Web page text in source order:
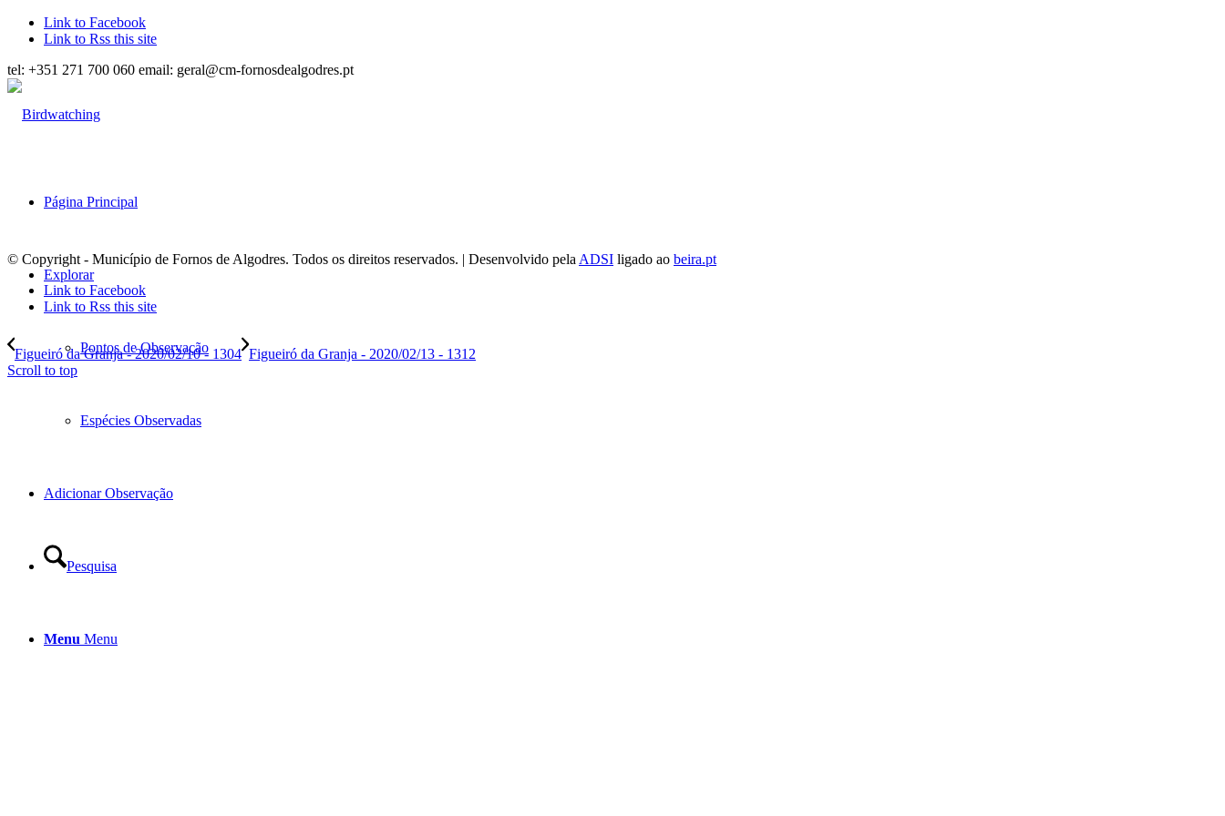
Link to Facebook
Link to Rss this site
tel: +351 271 700 060 email: geral@cm-fornosdealgodres.pt
Página Principal
Explorar
Pontos de Observação
Espécies Observadas
Adicionar Observação
Pesquisa
Menu Menu
© Copyright - Município de Fornos de Algodres. Todos os direitos reservados. | Desenvolvido pela ADSI ligado ao beira.pt
Link to Facebook
Link to Rss this site
Figueiró da Granja - 2020/02/10 - 1304 Figueiró da Granja - 2020/02/13 - 1312
Scroll to top